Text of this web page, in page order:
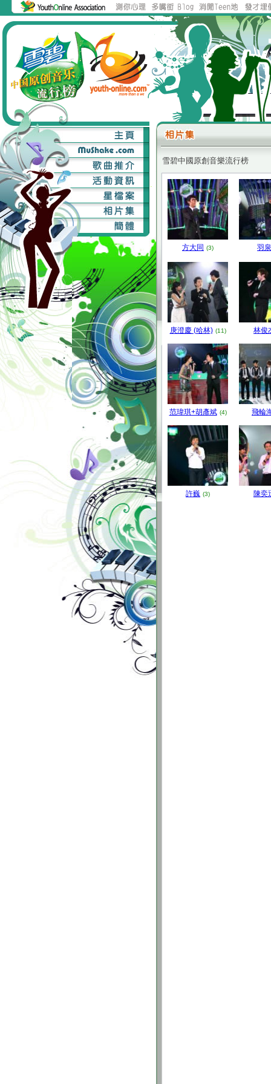
雪碧中國原創音樂流行榜
方大同 (3) 羽泉
庚澄慶 (哈林) (11) 林俊
范瑋琪+胡彥斌 (4) 飛輪
許巍 (3) 陳奕